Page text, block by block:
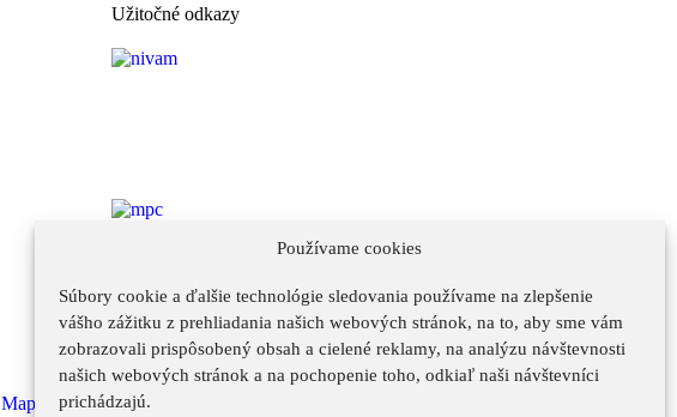
Používame cookies
Súbory cookie a ďalšie technológie sledovania používame na zlepšenie
vášho zážitku z prehliadania našich webových stránok, na to, aby sme vám
zobrazovali prispôsobený obsah a cielené reklamy, na analýzu návštevnosti
našich webových stránok a na pochopenie toho, odkiaľ naši návštevníci
prichádzajú.
Užitočné odkazy
Mapa stránok|Ochrana osobných údajov